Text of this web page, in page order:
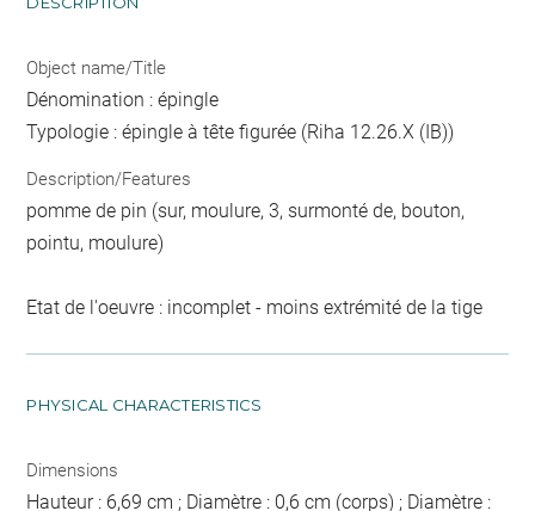
Object name/Title
Dénomination : épingle
Typologie : épingle à tête figurée (Riha 12.26.X (IB))
Description/Features
pomme de pin (sur, moulure, 3, surmonté de, bouton,
pointu, moulure)
Etat de l'oeuvre : incomplet - moins extrémité de la tige
PHYSICAL CHARACTERISTICS
Dimensions
Hauteur : 6,69 cm ; Diamètre : 0,6 cm (corps) ; Diamètre :